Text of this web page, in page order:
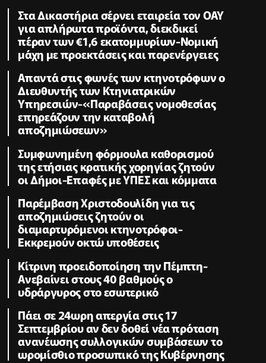
Στα Δικαστήρια σέρνει εταιρεία τον ΟΑΥ
για απλήρωτα προϊόντα, διεκδικεί
πέραν των €1,6 εκατομμυρίων-Νομική
μάχη με προεκτάσεις και παρενέργειες
Απαντά στις φωνές των κτηνοτρόφων ο
Διευθυντής των Κτηνιατρικών
Υπηρεσιών-«Παραβάσεις νομοθεσίας
επηρεάζουν την καταβολή
αποζημιώσεων»
Συμφωνημένη φόρμουλα καθορισμού
της ετήσιας κρατικής χορηγίας ζητούν
οι Δήμοι-Επαφές με ΥΠΕΣ και κόμματα
Παρέμβαση Χριστοδουλίδη για τις
αποζημιώσεις ζητούν οι
διαμαρτυρόμενοι κτηνοτρόφοι-
Εκκρεμούν οκτώ υποθέσεις
Κίτρινη προειδοποίηση την Πέμπτη-
Ανεβαίνει στους 40 βαθμούς ο
υδράργυρος στο εσωτερικό
Πάει σε 24ωρη απεργία στις 17
Σεπτεμβρίου αν δεν δοθεί νέα πρόταση
ανανέωσης συλλογικών συμβάσεων το
ωρομίσθιο προσωπικό της Κυβέρνησης